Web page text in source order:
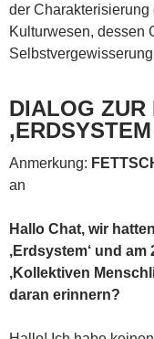
der
Kulturwesen, dessen
DIALOG ZUR
Anmerkung:
an
Hallo Chat, wir
‚Erdsystem‘ und
‚Kollektiven
daran erinnern?